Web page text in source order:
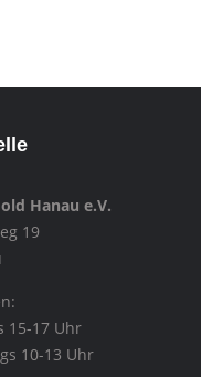
Hanau e.V.
19
15-17 Uhr
10-13 Uhr